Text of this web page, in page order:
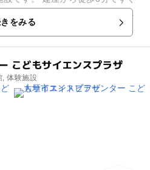
ンモックなど自由に使える森の
をみる
こどもサイエンスプラザ
, 体験施設